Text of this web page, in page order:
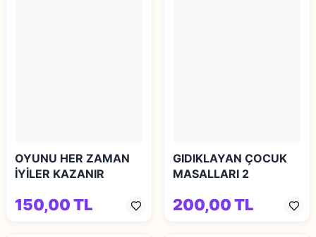
OYUNU HER ZAMAN
İYİLER KAZANIR
150,00 TL
GIDIKLAYAN ÇOCUK
MASALLARI 2
200,00 TL